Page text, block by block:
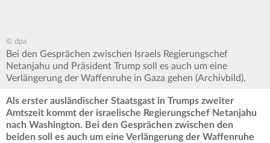
© dpa
Bei den Gesprächen zwischen Israels Regierungschef
Netanjahu und Präsident Trump soll es auch um eine
Verlängerung der Waffenruhe in Gaza gehen (Archivbild).
Als erster ausländischer Staatsgast in Trumps zweiter
Amtszeit kommt der israelische Regierungschef Netanjahu
nach Washington. Bei den Gesprächen zwischen den
beiden soll es auch um eine Verlängerung der Waffenruhe